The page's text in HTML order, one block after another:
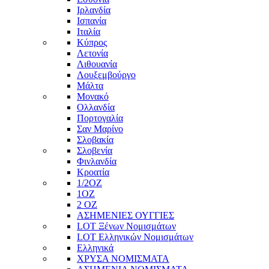
Ιρλανδία
Ισπανία
Ιταλία
Κύπρος
Λετονία
Λιθουανία
Λουξεμβούργο
Μάλτα
Μονακό
Ολλανδία
Πορτογαλία
Σαν Μαρίνο
Σλοβακία
Σλοβενία
Φινλανδία
Κροατία
1/2ΟΖ
1ΟΖ
2 OZ
ΑΣΗΜΕΝΙΕΣ ΟΥΓΓΙΕΣ
LOT Ξένων Νομισμάτων
LOT Ελληνικών Νομισμάτων
Ελληνικά
ΧΡΥΣΑ ΝΟΜΙΣΜΑΤΑ